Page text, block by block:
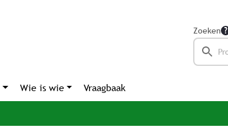
Zoeken
Wie is wie Vraagbaak